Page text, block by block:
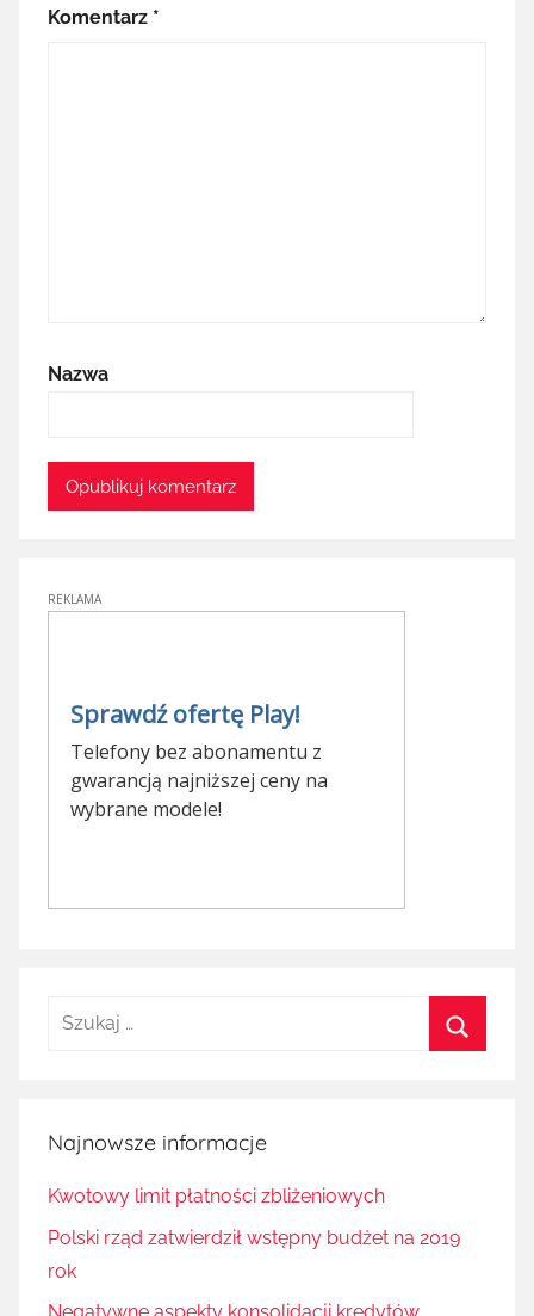
Komentarz *
Nazwa
Szukaj:
Najnowsze informacje
Kwotowy limit płatności zbliżeniowych
Polski rząd zatwierdził wstępny budżet na 2019
rok